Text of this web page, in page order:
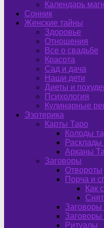
Календарь
Сонник
Женские тайны
Здоровье
Отношения
Все о свадьбе
Красота
Сад и дача
Наши дети
Диеты и
Психология
Кулинарные
Эзотерика
Карты Таро
Колоды
Расклады
Арканы
Заговоры
Отвороты
Порча и
Как
Заговоры
Ритуалы